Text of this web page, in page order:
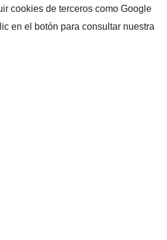
cookies de terceros como Google
en el botón para consultar nuestra